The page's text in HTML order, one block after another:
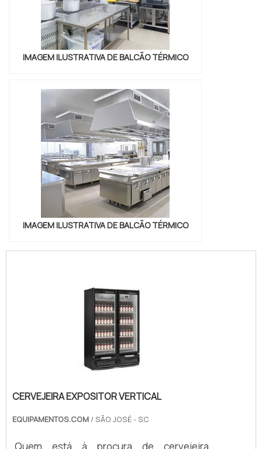
IMAGEM ILUSTRATIVA DE BALCÃO TÉRMICO
IMAGEM ILUSTRATIVA DE BALCÃO TÉRMICO
CERVEJEIRA EXPOSITOR VERTICAL
EQUIPAMENTOS.COM / SÃO JOSÉ - SC
Quem está à procura de cervejeira